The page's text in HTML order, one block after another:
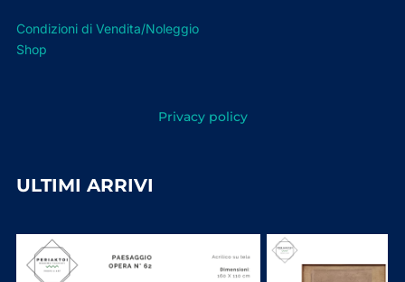
Condizioni di Vendita/Noleggio
Shop
Privacy policy
ULTIMI ARRIVI